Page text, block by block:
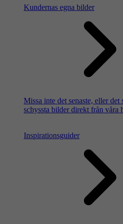
Kundernas egna bilder
Missa inte det senaste, eller
schyssta bilder direkt från våra
Inspirationsguider